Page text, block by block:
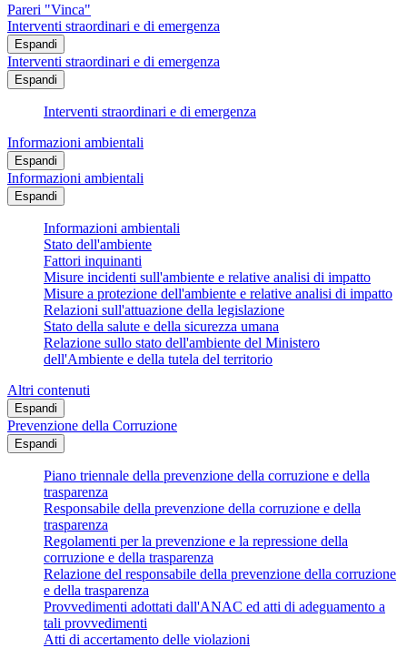
Pareri "Vinca"
Interventi straordinari e di emergenza
Espandi
Interventi straordinari e di emergenza
Espandi
Interventi straordinari e di emergenza
Informazioni ambientali
Espandi
Informazioni ambientali
Espandi
Informazioni ambientali
Stato dell'ambiente
Fattori inquinanti
Misure incidenti sull'ambiente e relative analisi di impatto
Misure a protezione dell'ambiente e relative analisi di impatto
Relazioni sull'attuazione della legislazione
Stato della salute e della sicurezza umana
Relazione sullo stato dell'ambiente del Ministero
dell'Ambiente e della tutela del territorio
Altri contenuti
Espandi
Prevenzione della Corruzione
Espandi
Piano triennale della prevenzione della corruzione e della
trasparenza
Responsabile della prevenzione della corruzione e della
trasparenza
Regolamenti per la prevenzione e la repressione della
corruzione e della trasparenza
Relazione del responsabile della prevenzione della corruzione
e della trasparenza
Provvedimenti adottati dall'ANAC ed atti di adeguamento a
tali provvedimenti
Atti di accertamento delle violazioni